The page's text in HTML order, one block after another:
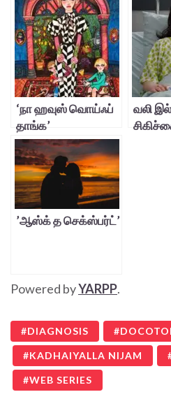
‘நா ஹவுஸ் வொய்ஃப்
தாங்க’
வலி
’ஆஸ்க் த செக்ஸ்பர்ட்’
Powered byYARPP.
DIAGNOSIS
KADHAIYALLA NIJAM
WEB SERIES